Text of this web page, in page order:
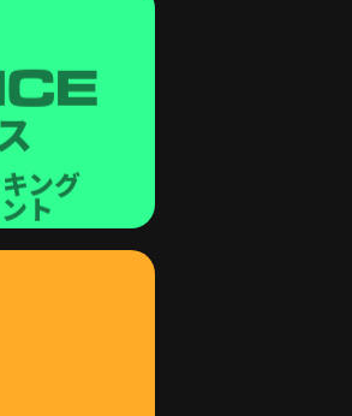
ング
ト